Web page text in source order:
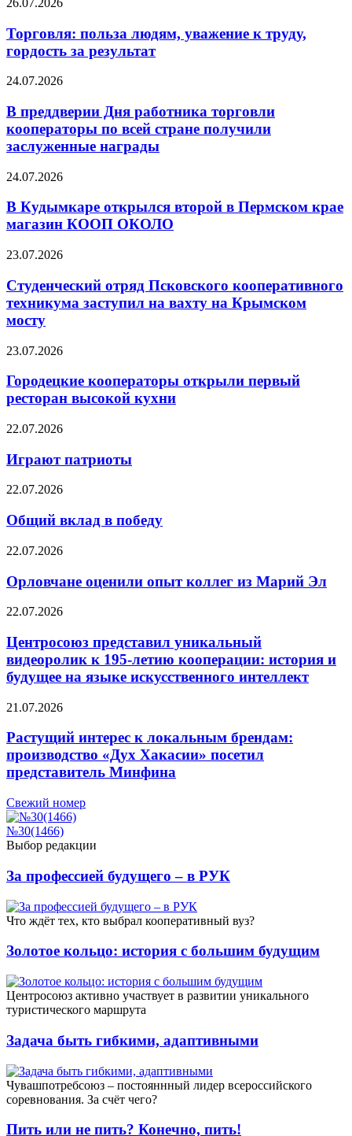
Торговля: польза людям, уважение к труду,
гордость за результат
24.07.2026
В преддверии Дня работника торговли
кооператоры по всей стране получили
заслуженные награды
24.07.2026
В Кудымкаре открылся второй в Пермском крае
магазин КООП ОКОЛО
23.07.2026
Студенческий отряд Псковского кооперативного
техникума заступил на вахту на Крымском
мосту
23.07.2026
Городецкие кооператоры открыли первый
ресторан высокой кухни
22.07.2026
Играют патриоты
22.07.2026
Общий вклад в победу
22.07.2026
Орловчане оценили опыт коллег из Марий Эл
22.07.2026
Центросоюз представил уникальный
видеоролик к 195-летию кооперации: история и
будущее на языке искусственного интеллект
21.07.2026
Растущий интерес к локальным брендам:
производство «Дух Хакасии» посетил
представитель Минфина
Свежий номер
№30(1466)
Выбор редакции
За профессией будущего – в РУК
Что ждёт тех, кто выбрал кооперативный вуз?
Золотое кольцо: история с большим будущим
Центросоюз активно участвует в развитии уникального
туристического маршрута
Задача быть гибкими, адаптивными
Чувашпотребсоюз – постояннный лидер всероссийского
соревнования. За счёт чего?
Пить или не пить? Конечно, пить!